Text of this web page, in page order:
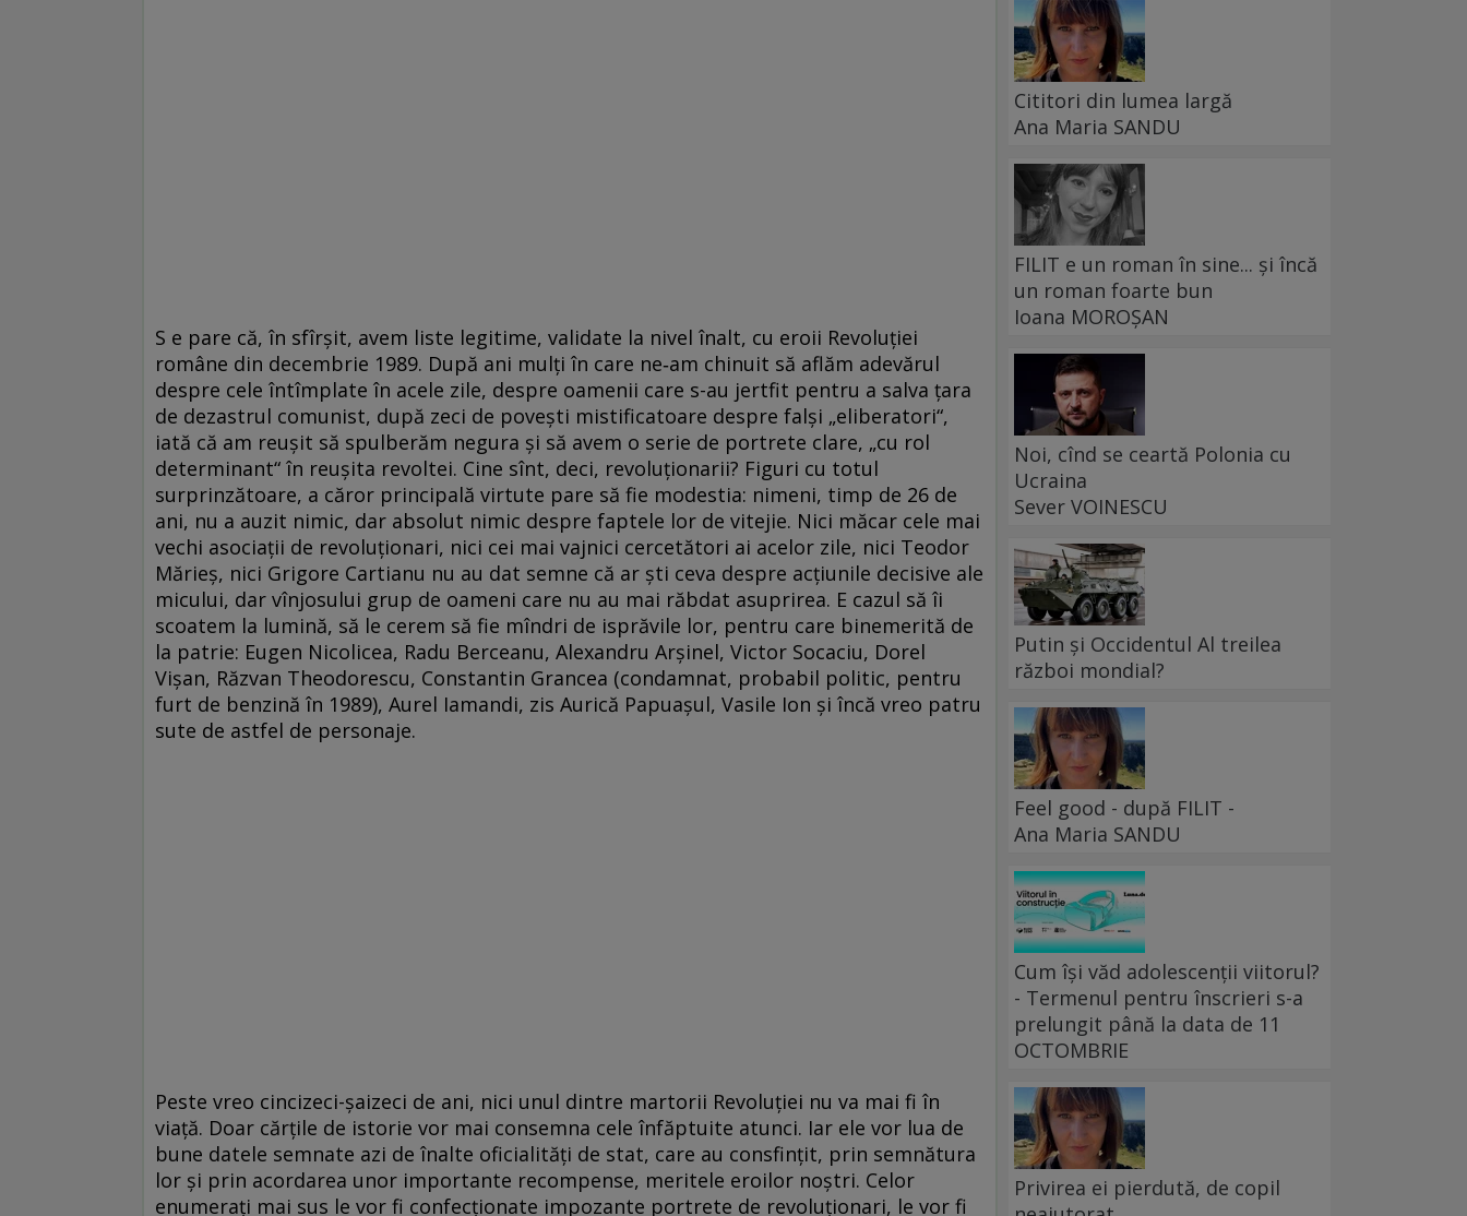
S e pare că, în sfîrșit, avem liste legitime, validate la nivel înalt, cu eroii Revoluției
române din decembrie 1989. După ani mulți în care ne‑am chinuit să aflăm adevărul
despre cele întîmplate în acele zile, despre oamenii care s-au jertfit pentru a salva țara
de dezastrul comunist, după zeci de povești mistificatoare despre falși „eliberatori“,
iată că am reușit să spulberăm negura și să avem o serie de portrete clare, „cu rol
determinant“ în reușita revoltei. Cine sînt, deci, revoluționarii? Figuri cu totul
surprinzătoare, a căror principală virtute pare să fie modestia: nimeni, timp de 26 de
ani, nu a auzit nimic, dar absolut nimic despre faptele lor de vitejie. Nici măcar cele mai
vechi asociații de revoluționari, nici cei mai vajnici cercetători ai acelor zile, nici Teodor
Mărieș, nici Grigore Cartianu nu au dat semne că ar ști ceva despre acțiunile decisive ale
micului, dar vînjosului grup de oameni care nu au mai răbdat asuprirea. E cazul să îi
scoatem la lumină, să le cerem să fie mîndri de isprăvile lor, pentru care binemerită de
la patrie: Eugen Nicolicea, Radu Berceanu, Alexandru Arșinel, Victor Socaciu, Dorel
Vișan, Răzvan Theodorescu, Constantin Grancea (condamnat, probabil politic, pentru
furt de benzină în 1989), Aurel Iamandi, zis Aurică Papuașul, Vasile Ion și încă vreo patru
sute de astfel de personaje.
Peste vreo cincizeci-șaizeci de ani, nici unul dintre martorii Revoluției nu va mai fi în
viață. Doar cărțile de istorie vor mai consemna cele înfăptuite atunci. Iar ele vor lua de
bune datele semnate azi de î­nal­te oficialități de stat, care au consfințit, prin semnătura
lor și prin acordarea unor importante recompense, meritele eroilor noștri. Celor
enumerați mai sus le vor fi confecționate impozante portrete de revoluționari, le vor fi
Cititori din lumea largă
Ana Maria SANDU
FILIT e un roman în sine... și încă
un roman foarte bun
Ioana MOROȘAN
Noi, cînd se ceartă Polonia cu
Ucraina
Sever VOINESCU
Putin și Occidentul Al treilea
război mondial?
Feel good - după FILIT -
Ana Maria SANDU
Cum își văd adolescenții viitorul?
- Termenul pentru înscrieri s-a
prelungit până la data de 11
OCTOMBRIE
Privirea ei pierdută, de copil